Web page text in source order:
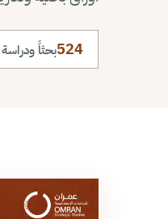
524بحثاً ودراسة